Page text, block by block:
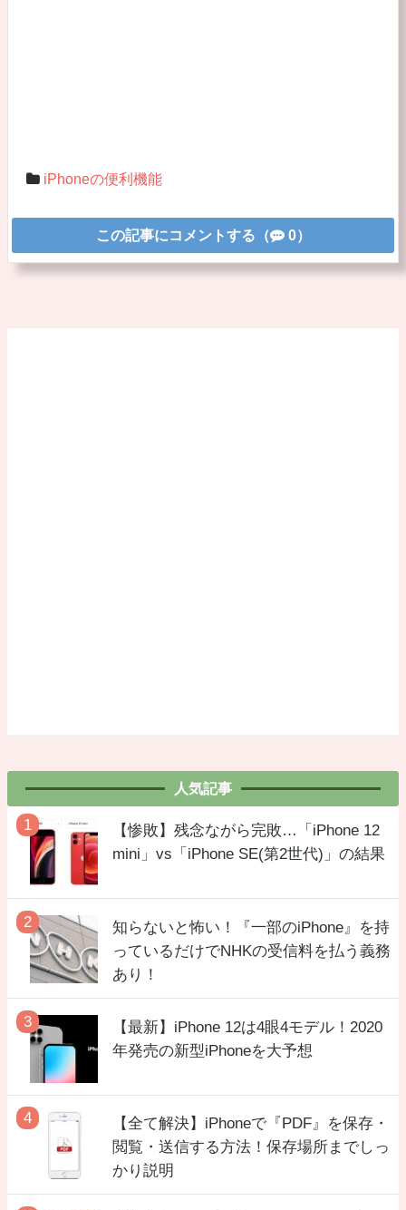
iPhoneの便利機能
この記事にコメントする（ 0）
人気記事
【惨敗】残念ながら完敗…「iPhone 12
mini」vs「iPhone SE(第2世代)」の結果
知らないと怖い！『一部のiPhone』を持
っているだけでNHKの受信料を払う義務
あり！
【最新】iPhone 12は4眼4モデル！2020
年発売の新型iPhoneを大予想
【全て解決】iPhoneで『PDF』を保存・
閲覧・送信する方法！保存場所までしっ
かり説明